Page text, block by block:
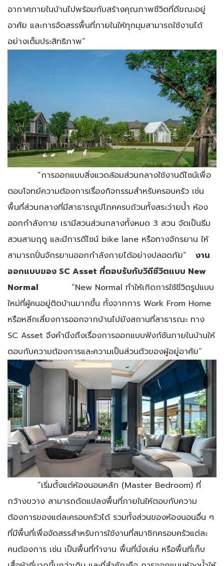
อากาศภายในบ้านไปพร้อมกับสร้างคุณภาพชีวิตที่ดีขณะอยู่
อาศัย และการจัดสรรพื้นที่ภายในให้ทุกมุมสามารถใช้งานได้
อย่างเต็มประสิทธิภาพ”
“การออกแบบสิ่งแวดล้อมส่วนกลางใช้งานดีไซน์เพื่อ
ตอบโจทย์ความต้องการเรื่องกิจกรรมสำหรับครอบครัว เช่น
พื้นที่ส่วนกลางที่มีสาธารณูปโภคครบถ้วนทั้งสระว่ายน้ำ ห้อง
ออกกำลังกาย เรามีสวนส่วนกลางทั้งหมด 3 สวน จัดเป็นธีม
สวนสามฤดู และมีการดีไซน์ bike lane หรือทางจักรยาน ให้
สามารถปั่นจักรยานออกกำลังกายได้อย่างปลอดภัย”
งาน
ออกแบบของ SC Asset ที่ตอบรับกับวิถีชีวิตแบบ New
Normal
“New Normal ทำให้เกิดการใช้ชีวิตรูปแบบ
ใหม่ที่ผู้คนอยู่ติดบ้านมากขึ้น ทั้งจากการ Work From Home
หรือหลีกเลี่ยงการออกจากบ้านไปยังสถานที่สาธารณะ ทาง
SC Asset จึงคำนึงถึงเรื่องการออกแบบฟังก์ชันภายในบ้านให้
ตอบกับความต้องการและความเป็นส่วนตัวของผู้อยู่อาศัย”
“เริ่มตั้งแต่ห้องนอนหลัก (Master Bedroom) ที่
กว้างขวาง สามารถดัดแปลงพื้นที่ภายในให้ตอบกับความ
ต้องการของแต่ละครอบครัวได้ รวมทั้งส่วนของห้องนอนอื่น ๆ
ที่มีพื้นที่เพื่อจัดสรรสำหรับการใช้งานที่สมาชิกครอบครัวแต่ละ
คนต้องการ เช่น เป็นพื้นที่ทำงาน พื้นที่นั่งเล่น หรือพื้นที่เก็บ